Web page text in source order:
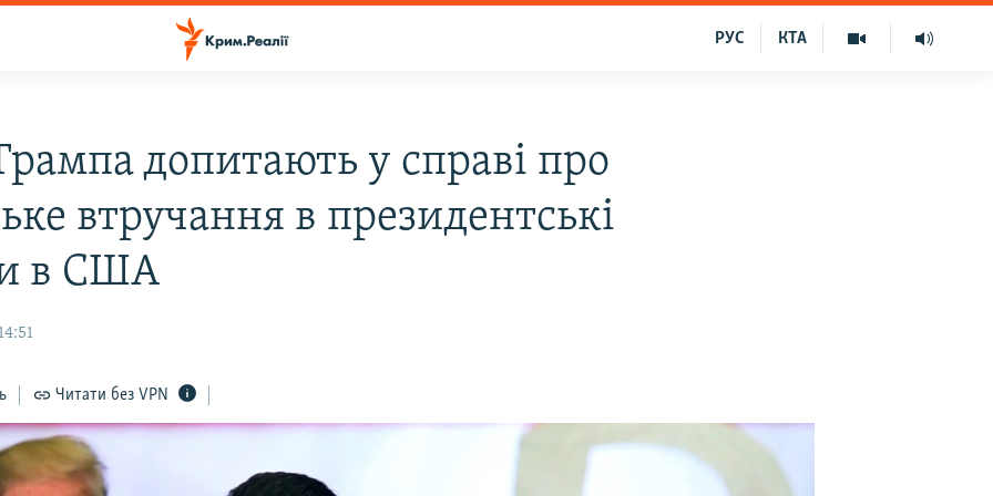
КТА
РУС
допитають у справі про
втручання в президентські
в США
Читати без VPN